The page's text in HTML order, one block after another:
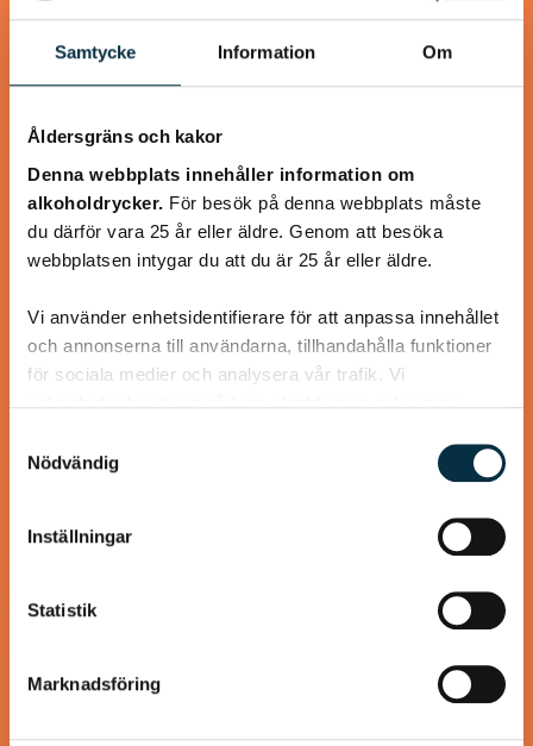
Samtycke Information Om
Åldersgräns och kakor
Denna webbplats innehåller information om
alkoholdrycker. För besök på denna webbplats måste
du därför vara 25 år eller äldre. Genom att besöka
webbplatsen intygar du att du är 25 år eller äldre.
Vi använder enhetsidentifierare för att anpassa innehållet
och annonserna till användarna, tillhandahålla funktioner
för sociala medier och analysera vår trafik. Vi
annons- och analysföretag som vi samarbetar med.
Dessa kan i sin tur kombinera informationen med annan
information som du har tillhandahållit eller som de har
samlat in när du har använt deras tjänster.
Nödvändig
Inställningar
Statistik
Marknadsföring
Tacopizza
En väldigt god Pizza som går fort att göra
@gold1e
Fräsch kycklingtaco med Pico de